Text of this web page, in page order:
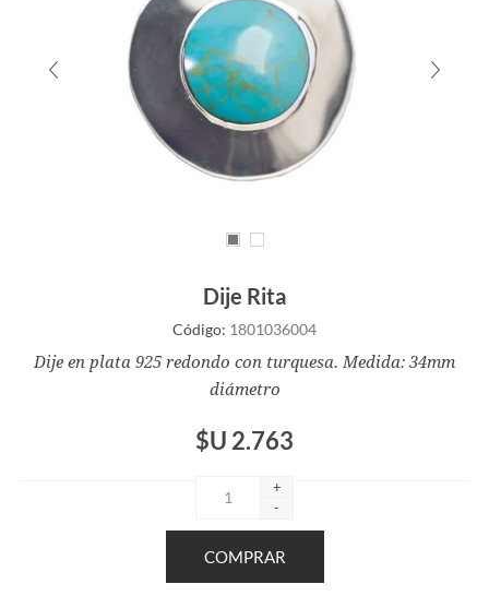
Dije Rita
Código: 1801036004
Dije en plata 925 redondo con turquesa. Medida: 34mm
diámetro
$U 2.763
+
-